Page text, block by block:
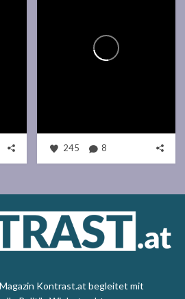
245 8
Kontrast.at begleitet mit